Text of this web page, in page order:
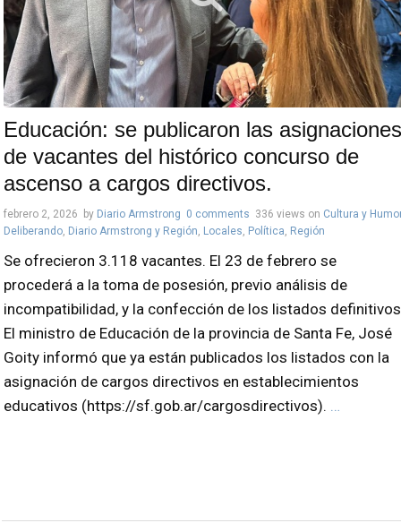
Educación: se publicaron las asignaciones
de vacantes del histórico concurso de
ascenso a cargos directivos.
febrero 2, 2026 by Diario Armstrong 0 comments 336 views on Cultura y Humor
Deliberando Diario Armstrong y Región Locales Política Región
Se ofrecieron 3.118 vacantes. El 23 de febrero se
procederá a la toma de posesión, previo análisis de
incompatibilidad, y la confección de los listados
El ministro de Educación de la provincia de Santa Fe, José
Goity informó que ya están publicados los listados con la
asignación de cargos directivos en establecimientos
educativos (https://sf.gob.ar/cargosdirectivos).